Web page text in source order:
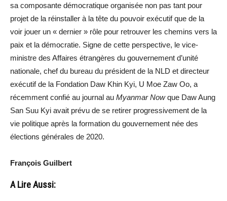
sa composante démocratique organisée non pas tant pour
projet de la réinstaller à la tête du pouvoir exécutif que de la
voir jouer un « dernier » rôle pour retrouver les chemins vers la
paix et la démocratie. Signe de cette perspective, le vice-
ministre des Affaires étrangères du gouvernement d’unité
nationale, chef du bureau du président de la NLD et directeur
exécutif de la Fondation Daw Khin Kyi, U Moe Zaw Oo, a
récemment confié au journal au Myanmar Nowque Daw Aung
San Suu Kyi avait prévu de se retirer progressivement de la
vie politique après la formation du gouvernement née des
élections générales de 2020.
François Guilbert
A Lire Aussi: